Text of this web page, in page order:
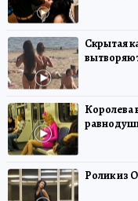
Скрытая
Королева
Ролик из